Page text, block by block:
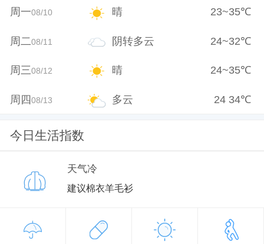
周一08/10 晴 23~35℃
周二08/11 阴转多云 24~32℃
周三08/12 晴 24~35℃
周四08/13 多云 24 34℃
今日生活指数
天气冷
建议棉衣羊毛衫